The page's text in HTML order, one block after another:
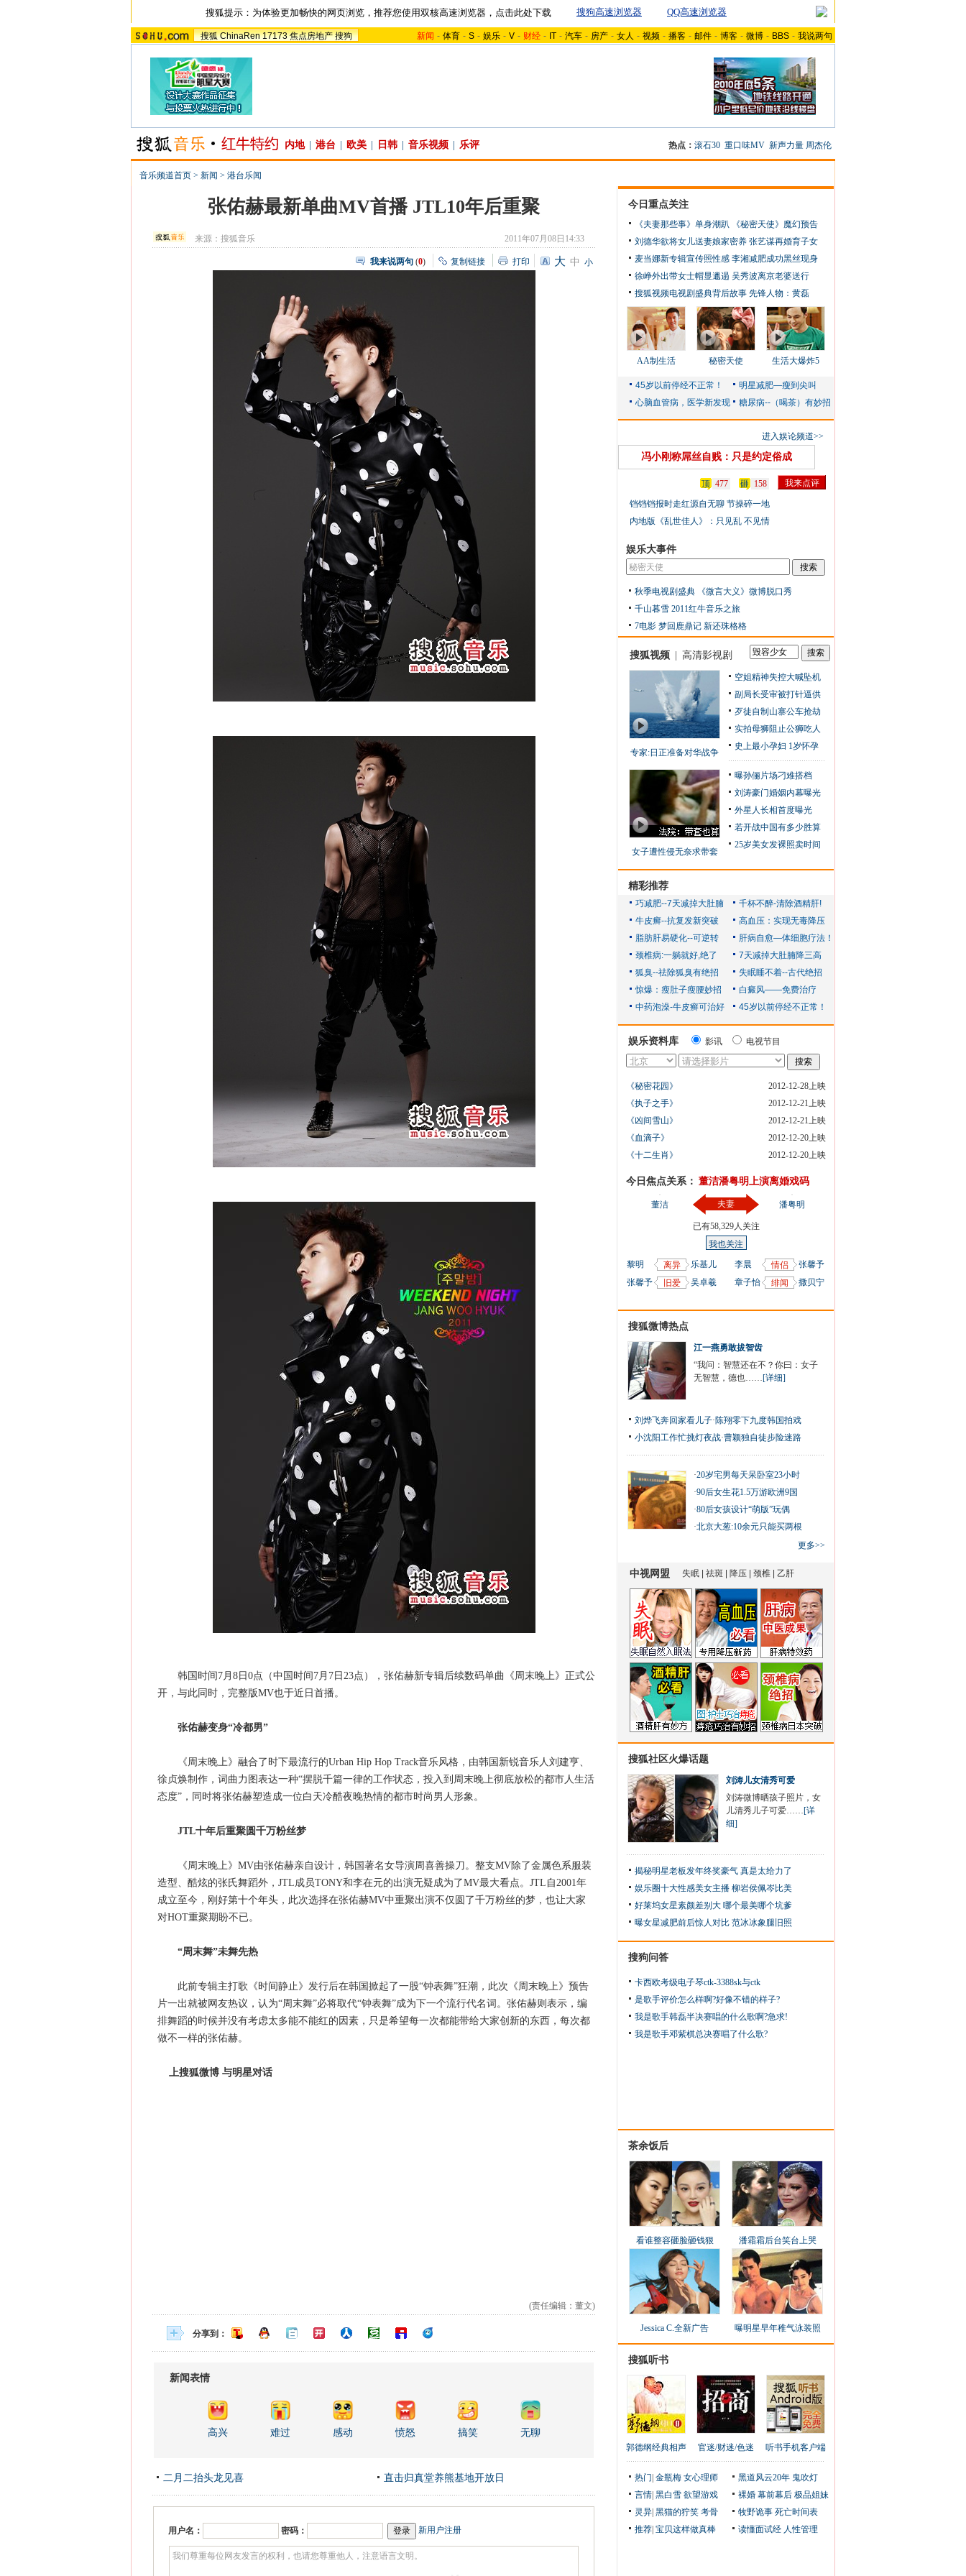
搜狐提示：为体验更加畅快的网页浏览，推荐您使用双核高速浏览器，点击此处下载 搜狗高速浏览器 QQ高速浏览器
搜狐 ChinaRen 17173 焦点房地产 搜狗 新闻 - 体育 - S - 娱乐 - V - 财经 - IT - 汽车 - 房产 - 女人 - 视频 - 播客 - 邮件 - 博客 - 微博 - BBS - 我说两句
内地 港台 欧美 日韩 音乐视频 乐评 热点： 滚石30 重口味MV 新声力量 周杰伦
音乐频道首页 > 新闻 > 港台乐闻
张佑赫最新单曲MV首播 JTL10年后重聚
来源：搜狐音乐 2011年07月08日14:33
我来说两句 (0) 复制链接 打印 大 中 小
韩国时间7月8日0点（中国时间7月7日23点），张佑赫新专辑后续数码单曲《周末晚上》正式公
开，与此同时，完整版MV也于近日首播。
张佑赫变身“冷都男”
《周末晚上》融合了时下最流行的Urban Hip Hop Track音乐风格，由韩国新锐音乐人刘建亨、
徐贞焕制作，词曲力图表达一种“摆脱千篇一律的工作状态，投入到周末晚上彻底放松的都市人生活
态度”，同时将张佑赫塑造成一位白天冷酷夜晚热情的都市时尚男人形象。
JTL十年后重聚圆千万粉丝梦
《周末晚上》MV由张佑赫亲自设计，韩国著名女导演周喜善操刀。整支MV除了金属色系服装
造型、酷炫的张氏舞蹈外，JTL成员TONY和李在元的出演无疑成为了MV最大看点。JTL自2001年
成立至今，刚好第十个年头，此次选择在张佑赫MV中重聚出演不仅圆了千万粉丝的梦，也让大家
对HOT重聚期盼不已。
“周末舞”未舞先热
此前专辑主打歌《时间静止》发行后在韩国掀起了一股“钟表舞”狂潮，此次《周末晚上》预告
片一出就被网友热议，认为“周末舞”必将取代“钟表舞”成为下一个流行代名词。张佑赫则表示，编
排舞蹈的时候并没有考虑太多能不能红的因素，只是希望每一次都能带给大家创新的东西，每次都
做不一样的张佑赫。
上搜狐微博 与明星对话
(责任编辑：董文)
分享到：
新闻表情
高兴 难过 感动 愤怒 搞笑 无聊
二月二抬头龙见喜 直击归真堂养熊基地开放日
用户名： 密码： 新用户注册
今日重点关注
《夫妻那些事》单身潮趴
《秘密天使》魔幻预告
刘德华欲将女儿送妻娘家密养 张艺谋再婚育子女
麦当娜新专辑宣传照性感 李湘减肥成功黑丝现身
徐峥外出带女士帽显邋遢 吴秀波离京老婆送行
搜狐视频电视剧盛典背后故事 先锋人物：黄磊
AA制生活 秘密天使 生活大爆炸5
进入娱论频道>>
冯小刚称屌丝自贱：只是约定俗成
顶 477 砸
158
铛铛铛报时走红源自无聊 节操碎一地
内地版《乱世佳人》：只见乱 不见情
娱乐大事件
秋季电视剧盛典
《微言大义》微博脱口秀
千山暮雪 2011红牛音乐之旅
7电影 梦回鹿鼎记 新还珠格格
搜狐视频 高清影视剧
专家:日正准备对华战争
女子遭性侵无奈求带套
空姐精神失控大喊坠机
副局长受审被打针逼供
歹徒自制山寨公车抢劫
实拍母狮阻止公狮吃人
史上最小孕妇 1岁怀孕
曝孙俪片场刁难搭档
刘涛豪门婚姻内幕曝光
外星人长相首度曝光
若开战中国有多少胜算
25岁美女发裸照卖时间
精彩推荐
娱乐资料库 影讯 电视节目
《秘密花园》
2012-12-28上映
《执子之手》
2012-12-21上映
《凶间雪山》
2012-12-21上映
《血滴子》
2012-12-20上映
《十二生肖》
2012-12-20上映
今日焦点关系： 董洁潘粤明上演离婚戏码
董洁 夫妻
已有58,329人关注
我也关注
潘粤明
黎明 离异
乐基儿
张馨予
旧爱 吴卓羲
李晨 情侣
张馨予
章子怡
绯闻 撒贝宁
搜狐微博热点
江一燕勇敢拔智齿
“我问：智慧还在不？你曰：女子
无智慧，德也……[详细]
刘烨飞奔回家看儿子·陈翔零下九度韩国拍戏
小沈阳工作忙挑灯夜战·曹颖独自徒步险迷路
·20岁宅男每天呆卧室23小时
·90后女生花1.5万游欧洲9国
·80后女孩设计“萌版”玩偶
·北京大葱:10余元只能买两根
更多>>
搜狐社区火爆话题
刘涛儿女清秀可爱
刘涛微博晒孩子照片，女
儿清秀儿子可爱……[详
细]
揭秘明星老板发年终奖豪气 真是太给力了
娱乐圈十大性感美女主播 柳岩侯佩岑比美
好莱坞女星素颜差别大 哪个最美哪个坑爹
曝女星减肥前后惊人对比 范冰冰象腿旧照
搜狗问答
卡西欧考级电子琴ctk-3388sk与ctk
是歌手评价怎么样啊?好像不错的样子?
我是歌手韩磊半决赛唱的什么歌啊?急求!
我是歌手邓紫棋总决赛唱了什么歌?
茶余饭后
看谁整容砸脸砸钱狠 潘霜霜后台笑台上哭
Jessica C.全新广告 曝明星早年稚气泳装照
搜狐听书
郭德纲经典相声 官迷/财迷/色迷 听书手机客户端
热门 金瓶梅 女心理师 黑道风云20年 鬼吹灯
言情 黑白雪 欲望游戏 裸婚 幕前幕后 极品姐妹
灵异 黑猫的狞笑 考骨 牧野诡事 死亡时间表
推荐 宝贝这样做真棒 读懂面试经 人性管理